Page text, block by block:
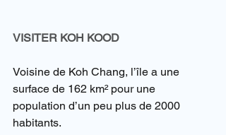
VISITER KOH KOOD
Voisine de Koh Chang, l’île a une
surface de 162 km² pour une
population d’un peu plus de 2000
habitants.